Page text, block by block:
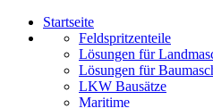
Startseite
Feldspritzenteile
Lösungen für
Lösungen für
LKW Bausätze
Maritime